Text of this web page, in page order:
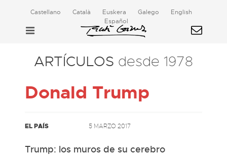
Castellano Català Euskera Galego
English
Español
ARTÍCULOS desde 1978
Donald Trump
EL PAÍS 5 MARZO 2017
Trump: los muros de su cerebro